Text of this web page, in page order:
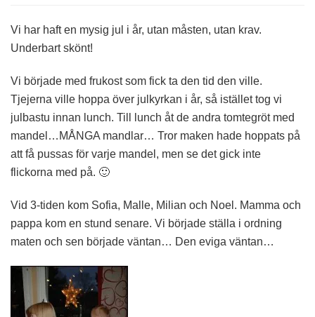
Vi har haft en mysig jul i år, utan måsten, utan krav.
Underbart skönt!
Vi började med frukost som fick ta den tid den ville.
Tjejerna ville hoppa över julkyrkan i år, så istället tog vi
julbastu innan lunch. Till lunch åt de andra tomtegröt med
mandel…MÅNGA mandlar… Tror maken hade hoppats på
att få pussas för varje mandel, men se det gick inte
flickorna med på. 🙂
Vid 3-tiden kom Sofia, Malle, Milian och Noel. Mamma och
pappa kom en stund senare. Vi började ställa i ordning
maten och sen började väntan… Den eviga väntan…